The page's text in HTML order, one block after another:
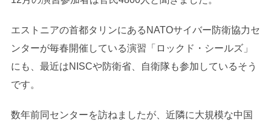
エストニアの首都タリンにあるNATOサイバー防衛協力セ
ンターが毎春開催している演習「ロックド・シールズ」
にも、最近はNISCや防衛省、自衛隊も参加しているそう
です。
数年前同センターを訪ねましたが、近隣に大規模な中国